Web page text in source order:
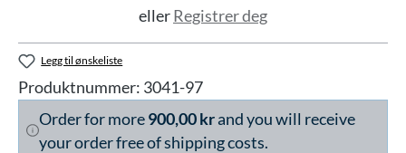
ellerRegistrer deg
Legg til ønskeliste
Produktnummer: 3041-97
Order for more900,00 krand you will receive
your order free of shipping costs.